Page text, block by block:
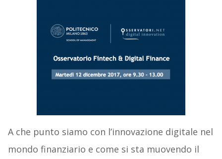
A che punto siamo con l’innovazione digitale nel
mondo finanziario e come si sta muovendo il